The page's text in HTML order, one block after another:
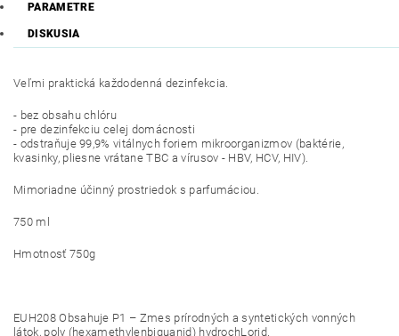
PARAMETRE
DISKUSIA
Veľmi praktická každodenná dezinfekcia.
- bez obsahu chlóru
- pre dezinfekciu celej domácnosti
- odstraňuje 99,9% vitálnych foriem mikroorganizmov (baktérie,
kvasinky, pliesne vrátane TBC a vírusov - HBV, HCV, HIV).
Mimoriadne účinný prostriedok s parfumáciou.
750 ml
Hmotnosť 750g
EUH208 Obsahuje P1 – Zmes prírodných a syntetických vonných
látok, poly (hexamethylenbiguanid) hydrochLorid.